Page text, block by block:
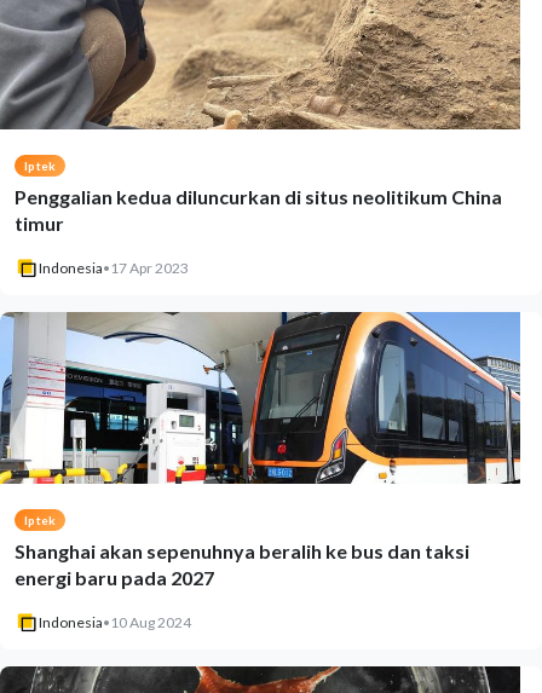
Iptek
Penggalian kedua diluncurkan di situs neolitikum China
timur
Indonesia• 17 Apr 2023
Iptek
Shanghai akan sepenuhnya beralih ke bus dan taksi
energi baru pada 2027
Indonesia• 10 Aug 2024